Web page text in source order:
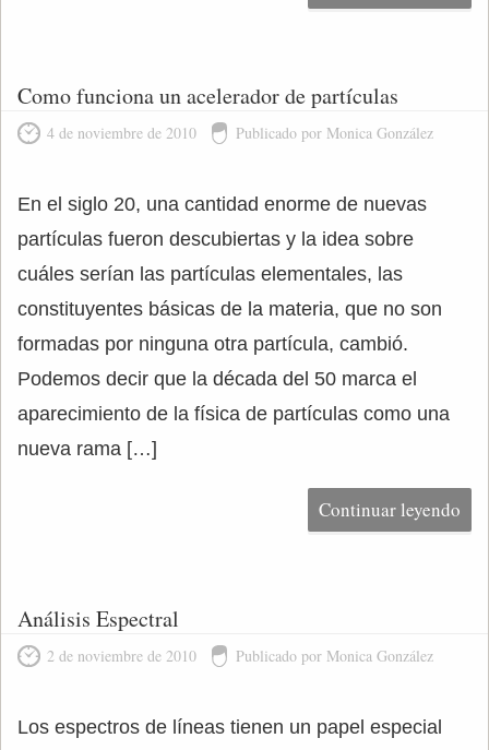
Como funciona un acelerador de partículas
4 de noviembre de 2010 Publicado por Monica González
En el siglo 20, una cantidad enorme de nuevas
partículas fueron descubiertas y la idea sobre
cuáles serían las partículas elementales, las
constituyentes básicas de la materia, que no son
formadas por ninguna otra partícula, cambió.
Podemos decir que la década del 50 marca el
aparecimiento de la física de partículas como una
nueva rama […]
Continuar leyendo
Análisis Espectral
2 de noviembre de 2010 Publicado por Monica González
Los espectros de líneas tienen un papel especial